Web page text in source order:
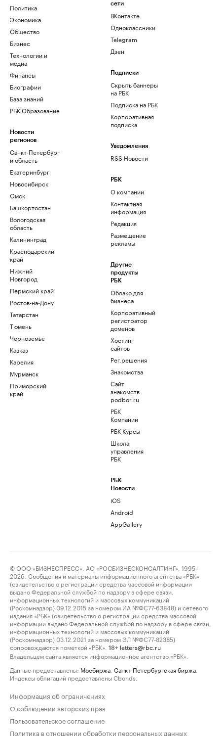
Политика
Экономика
Общество
Бизнес
Технологии и
медиа
Финансы
Биографии
База знаний
РБК Образование
Новости
регионов
Санкт-Петербург
и область
Екатеринбург
Новосибирск
Омск
Башкортостан
Вологодская
область
Калининград
Краснодарский
край
Нижний
Новгород
Пермский край
Ростов-на-Дону
Татарстан
Тюмень
Черноземье
Кавказ
Карелия
Мурманск
Приморский
край
сети
ВКонтакте
Одноклассники
Telegram
Дзен
Подписки
Скрыть баннеры
на РБК
Подписка на РБК
Корпоративная
подписка
Уведомления
RSS Новости
РБК
О компании
Контактная
информация
Редакция
Размещение
рекламы
Другие
продукты
РБК
Облако для
бизнеса
Корпоративный
регистратор
доменов
Хостинг
сайтов
Рег.решения
Знакомства
Сайт
знакомств
podbor.ru
РБК
Компании
РБК Курсы
Школа
управления
РБК
РБК
Новости
iOS
Android
AppGallery
© ООО «БИЗНЕСПРЕСС», АО «РОСБИЗНЕСКОНСАЛТИНГ», 1995–
2026. Сообщения и материалы информационного агентства «РБК»
(свидетельство о регистрации средства массовой информации
выдано Федеральной службой по надзору в сфере связи,
информационных технологий и массовых коммуникаций
(Роскомнадзор) 09.12.2015 за номером ИА №ФС77-63848) и сетевого
издания «РБК» (свидетельство о регистрации средства массовой
информации выдано Федеральной службой по надзору в сфере связи,
информационных технологий и массовых коммуникаций
(Роскомнадзор) 03.12.2021 за номером ЭЛ №ФС77-82385)
сопровождаются пометкой «РБК».
18+ letters@rbc.ru
Владельцем сайта является информационное агентство «РБК».
Данные предоставлены: Мосбиржа Санкт-Петербургская биржа
Индексы облигаций предоставлены Cbonds.
Информация об ограничениях
О соблюдении авторских прав
Пользовательское соглашение
Политика в отношении обработки персональных данных